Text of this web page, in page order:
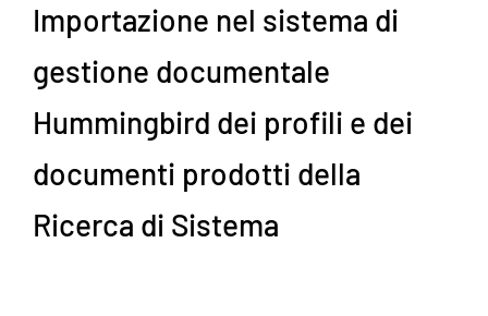
Importazione nel sistema di
gestione documentale
Hummingbird dei profili e dei
documenti prodotti della
Ricerca di Sistema